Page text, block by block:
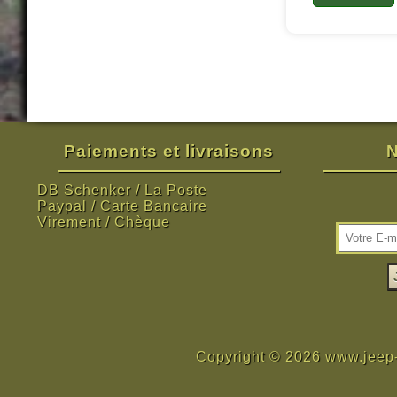
Paiements et livraisons
DB Schenker / La Poste
Paypal / Carte Bancaire
Virement / Chèque
Copyright © 2026